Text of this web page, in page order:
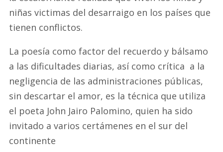
niñas victimas del desarraigo en los países que
tienen conflictos.
La poesía como factor del recuerdo y bálsamo
a las dificultades diarias, así como crítica a la
negligencia de las administraciones públicas,
sin descartar el amor, es la técnica que utiliza
el poeta John Jairo Palomino, quien ha sido
invitado a varios certámenes en el sur del
continente